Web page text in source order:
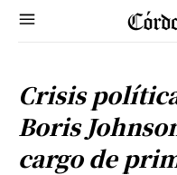
Crisis
Boris
cargo de